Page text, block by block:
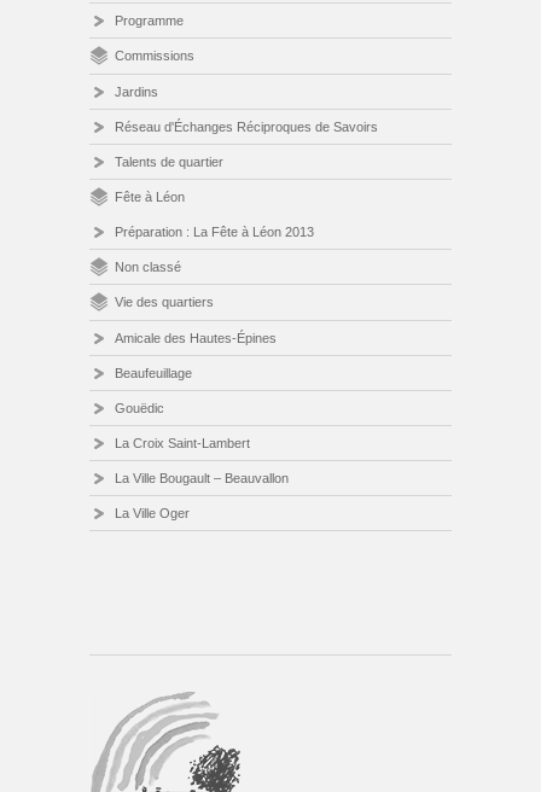
Programme
Commissions
Jardins
Réseau d'Échanges Réciproques de Savoirs
Talents de quartier
Fête à Léon
Préparation : La Fête à Léon 2013
Non classé
Vie des quartiers
Amicale des Hautes-Épines
Beaufeuillage
Gouëdic
La Croix Saint-Lambert
La Ville Bougault – Beauvallon
La Ville Oger